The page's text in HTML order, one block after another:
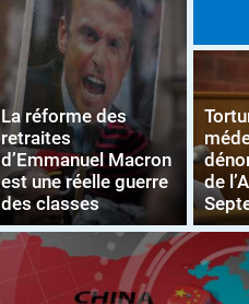
La réforme des
retraites
d’Emmanuel Macron
est une réelle guerre
des classes
de